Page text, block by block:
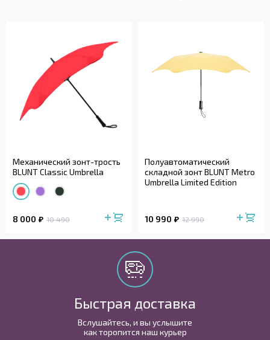
Механический зонт-трость
BLUNT Classic Umbrella
8 000 10 490
Полуавтоматический
складной зонт BLUNT Metro
Umbrella Limited Edition
10 990 12 990
Быстрая доставка
Вслушайтесь, и вы услышите
как торопится наш курьер